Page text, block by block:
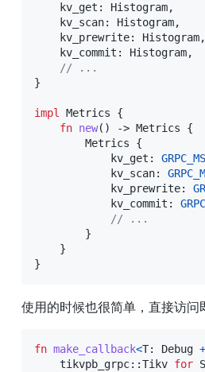
    kv_get
: Histogram,
    kv_scan
: Histogram,
    kv_prewrite
: Histogram,
    kv_commit
: Histogram,
// ...
}
impl Metrics
{
fn new( ) -> Metrics
{
Metrics
{
            kv_get
:
            kv_scan
:
            kv_prewrite
:
            kv_commit
:
// ...
}
}
}
使用的时候也很简单，直接访问
fn make_callback<T: Debug +
tikvpb_grpc::Tikv for